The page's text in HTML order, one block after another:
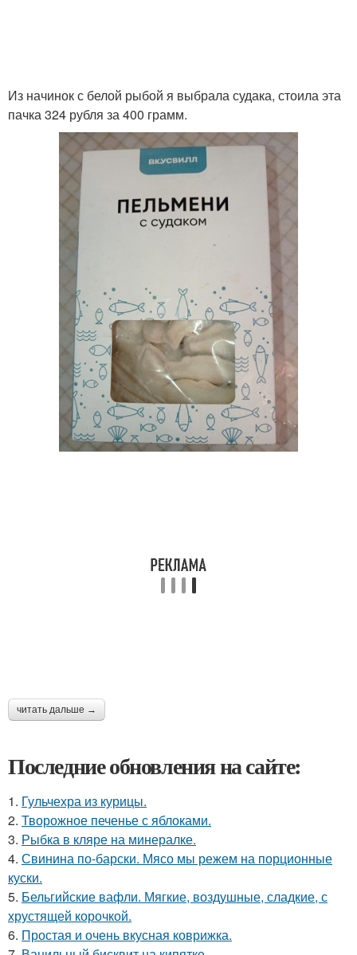
Из начинок с белой рыбой я выбрала судака, стоила эта
пачка 324 рубля за 400 грамм.
читать дальше →
Последние обновления на сайте:
1. Гульчехра из курицы.
2. Творожное печенье с яблоками.
3. Рыбка в кляре на минералке.
4. Свинина по-барски. Мясо мы режем на порционные
куски.
5. Бельгийские вафли. Мягкие, воздушные, сладкие, с
хрустящей корочкой.
6. Простая и очень вкусная коврижка.